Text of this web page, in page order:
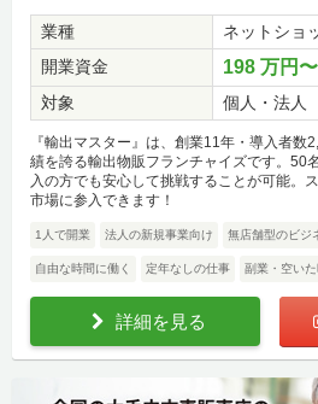
業種
ネットショ
開業資金
198 万円〜
対象 個人・法人
『輸出マスター』は、創業11年・導入者
績を誇る輸出物販フランチャイズです。50
入の方でも安心して挑戦することが可能。
市場に参入できます！
1人で開業 法人の新規事業向け 無店舗型のビジ
自由な時間に働く 定年なしの仕事 副業・空い
詳細を見る